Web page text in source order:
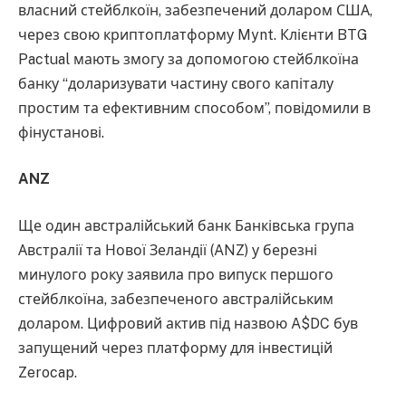
власний стейблкоїн, забезпечений доларом США,
через свою криптоплатформу Mynt. Клієнти BTG
Pactual мають змогу за допомогою стейблкоїна
банку “доларизувати частину свого капіталу
простим та ефективним способом”, повідомили в
фінустанові.
ANZ
Ще один австралійський банк Банківська група
Австралії та Нової Зеландії (ANZ) у березні
минулого року заявила про випуск першого
стейблкоїна, забезпеченого австралійським
доларом. Цифровий актив під назвою A$DC був
запущений через платформу для інвестицій
Zerocap.